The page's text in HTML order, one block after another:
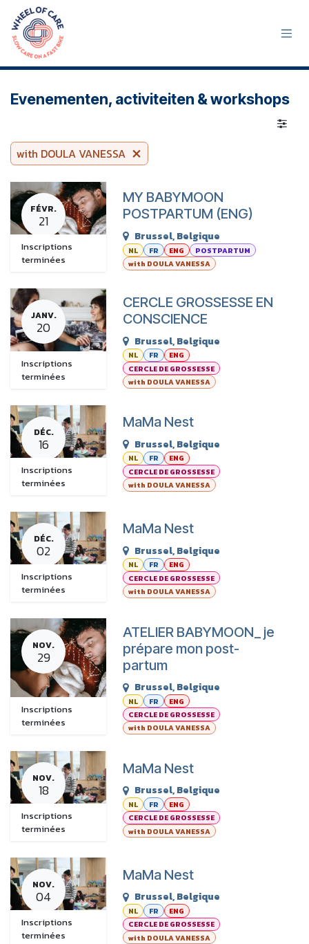
Se rendre au contenu
Evenementen, activiteiten & workshops
with DOULA VANESSA
FÉVR.
21
Inscriptions
terminées
MY BABYMOON
POSTPARTUM (ENG)
Brussel,Belgique
NL FR ENG
POSTPARTUM
with DOULA VANESSA
JANV.
20
Inscriptions
terminées
CERCLE GROSSESSE EN
CONSCIENCE
Brussel,Belgique
NL FR
ENG
CERCLE DE GROSSESSE
with DOULA VANESSA
DÉC.
16
Inscriptions
terminées
MaMa Nest
Brussel,Belgique
NL FR
ENG
CERCLE DE GROSSESSE
with DOULA VANESSA
DÉC.
02
Inscriptions
terminées
MaMa Nest
Brussel,Belgique
NL FR
ENG
CERCLE DE GROSSESSE
with DOULA VANESSA
NOV.
29
Inscriptions
terminées
ATELIER BABYMOON_ je
prépare mon post-
partum
Brussel,Belgique
NL FR
ENG
CERCLE DE GROSSESSE
with DOULA VANESSA
NOV.
18
Inscriptions
terminées
MaMa Nest
Brussel,Belgique
NL FR
ENG
CERCLE DE GROSSESSE
with DOULA VANESSA
NOV.
04
Inscriptions
terminées
MaMa Nest
Brussel,Belgique
NL FR
ENG
CERCLE DE GROSSESSE
with DOULA VANESSA